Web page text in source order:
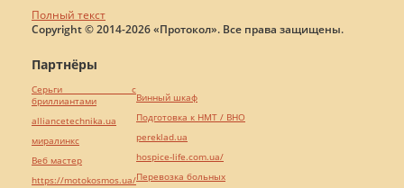
Полный текст
Copyright © 2014-2026 «Протокол». Все права защищены.
Партнёры
Серьги с
бриллиантами
alliancetechnika.ua
миралинкс
Веб мастер
https://motokosmos.ua/
Винный шкаф
Подготовка к НМТ / ВНО
pereklad.ua
hospice-life.com.ua/
Перевозка больных